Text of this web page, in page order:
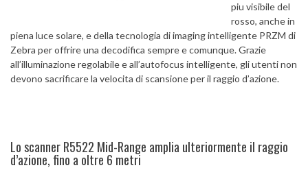
piu visibile del
rosso, anche in
piena luce solare, e della tecnologia di imaging intelligente PRZM di
Zebra per offrire una decodifica sempre e comunque. Grazie
all’illuminazione regolabile e all’autofocus intelligente, gli utenti non
devono sacrificare la velocita di scansione per il raggio d’azione.
Lo scanner R5522 Mid-Range amplia ulteriormente il raggio
d’azione, fino a oltre 6 metri